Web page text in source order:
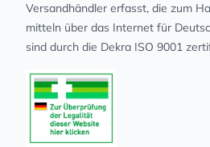
Versandhändler erfasst, die zum
mit­teln über das Internet für
sind durch die Dekra ISO 9001